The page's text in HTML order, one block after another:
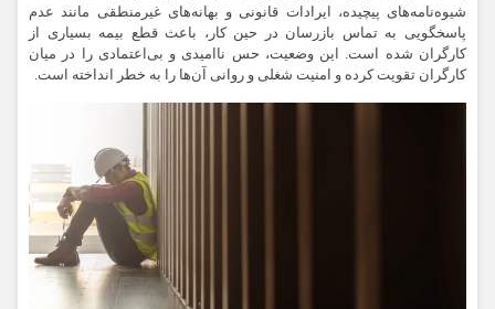
شیوه‌نامه‌های پیچیده، ایرادات قانونی و بهانه‌های غیرمنطقی مانند عدم
پاسخگویی به تماس بازرسان در حین کار، باعث قطع بیمه بسیاری از
کارگران شده است. این وضعیت، حس ناامیدی و بی‌اعتمادی را در میان
کارگران تقویت کرده و امنیت شغلی و روانی آن‌ها را به خطر انداخته است.